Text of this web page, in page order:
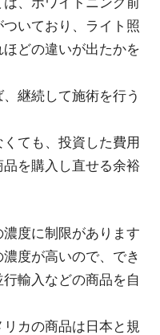
いており、ライト照
どの違いが出たかを
継続して施術を行う
ても、投資した費用
を購入し直せる余裕
度に制限があります
度が高いので、でき
輸入などの商品を自
カの商品は日本と規